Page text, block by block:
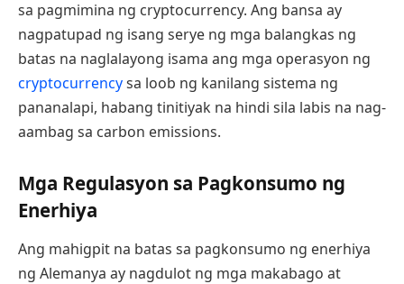
sa pagmimina ng cryptocurrency. Ang bansa ay
nagpatupad ng isang serye ng mga balangkas ng
batas na naglalayong isama ang mga operasyon ng
cryptocurrencysa loob ng kanilang sistema ng
pananalapi, habang tinitiyak na hindi sila labis na nag-
aambag sa carbon emissions.
Mga Regulasyon sa Pagkonsumo ng
Enerhiya
Ang mahigpit na batas sa pagkonsumo ng enerhiya
ng Alemanya ay nagdulot ng mga makabago at